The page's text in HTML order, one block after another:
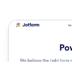
Partnerský